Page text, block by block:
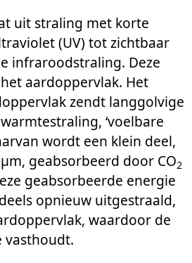
uit straling met korte
(UV) tot zichtbaar
infraroodstraling. Deze
aardoppervlak. Het
zendt langgolvige
‘voelbare
wordt een klein deel,
geabsorbeerd door CO2
geabsorbeerde energie
opnieuw uitgestraald,
waardoor de
vasthoudt.